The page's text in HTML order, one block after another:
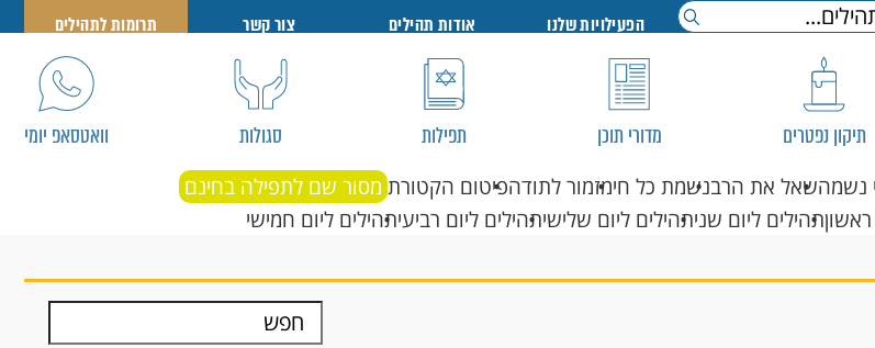
הפעילויות שלנו אודות תהילים צור קשר תרומות לתהילים
תיקון נפטרים מדורי תוכן תפילות סגולות וואטסאפ יומי
נשמהשאל את הרבנשמת כל חימזמור לתודהפיטום הקטורת מסור שם לתפילה בחינם
תהילים ליום שניתהילים ליום שלישיתהילים ליום רביעיתהילים ליום חמישי